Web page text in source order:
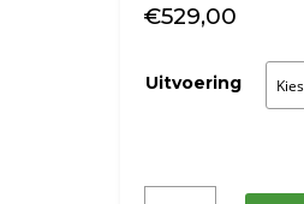
€529,00
Uitvoering